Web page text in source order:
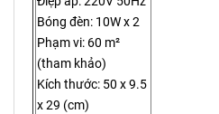
Bóng đèn: 10W x 2
Phạm vi: 60 m²
(tham khảo)
Kích thước: 50 x 9.5
x 29 (cm)